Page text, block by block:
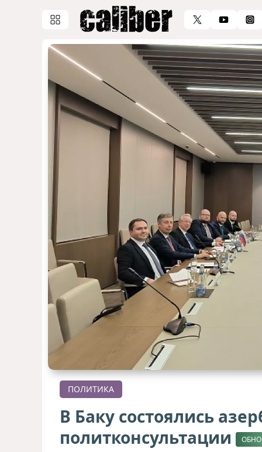
ПОЛИТИКА
В Баку состоялись
политконсультации